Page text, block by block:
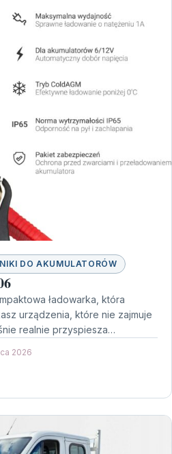
DO AKUMULATORÓW
ładowarka, która
urządzenia, które nie zajmuje
realnie przyspiesza
2026